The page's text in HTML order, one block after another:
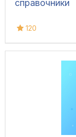
справочники
120